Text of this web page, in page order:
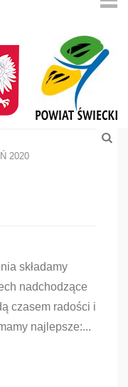
2020
składamy
nadchodzące
czasem radości i
najlepsze:...